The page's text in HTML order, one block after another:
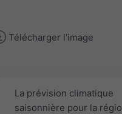
Télécharger l'image
La prévision climatique
saisonnière pour la